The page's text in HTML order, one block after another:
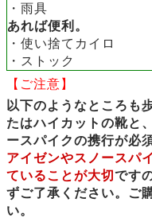
・ 雨具
あれば便利。
・使い捨てカイロ
・ストック
【ご注意】
以下のようなところも
たはハイカットの靴と
ースパイクの携行が必
アイゼンやスノースパ
ていることが大切です
ずご了承ください。ご
い。